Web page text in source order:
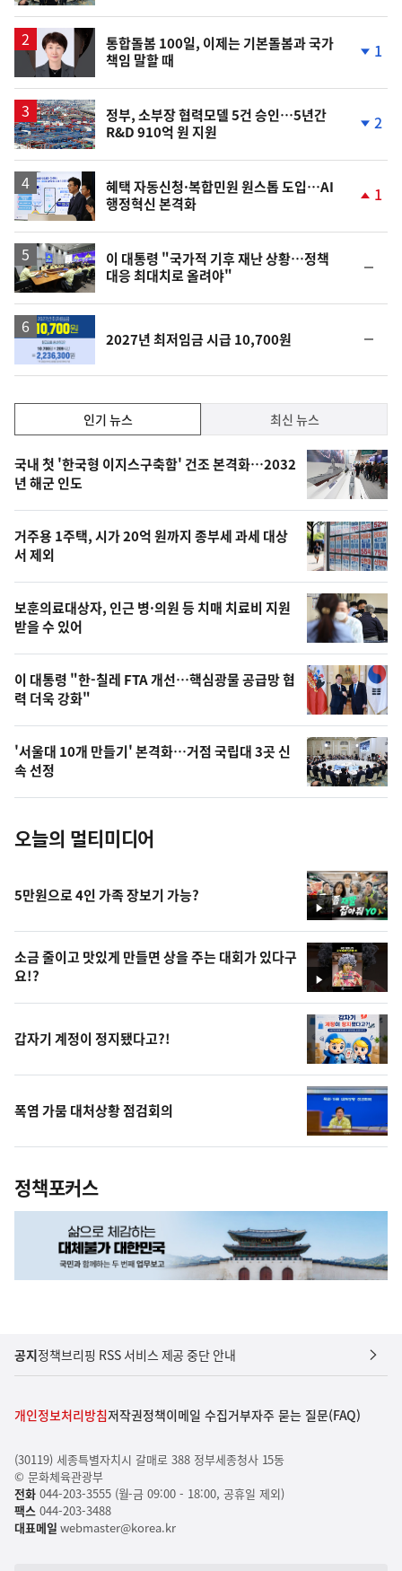
상
통합돌봄 100일, 이제는 기본돌봄과 국가
책임 말할 때
하
1
정부, 소부장 협력모델 5건 승인…5년간
R&D 910억 원 지원
하
2
혜택 자동신청·복합민원 원스톱 도입…AI
행정혁신 본격화
상
1
이 대통령 "국가적 기후 재난 상황…정책
대응 최대치로 올려야"
일
2027년 최저임금 시급 10,700원
일
기,
최
신,
오
늘
의
영
상
오
늘
의
사
진
인기 뉴스 최신 뉴스
인
기
뉴
스
국내 첫 '한국형 이지스구축함' 건조 본격화…2032
년 해군 인도
거주용 1주택, 시가 20억 원까지 종부세 과세 대상
서 제외
보훈의료대상자, 인근 병·의원 등 치매 치료비 지원
받을 수 있어
이 대통령 "한-칠레 FTA 개선…핵심광물 공급망 협
력 더욱 강화"
'서울대 10개 만들기' 본격화…거점 국립대 3곳 신
속 선정
오늘의 멀티미디어
영
상
5만원으로 4인 가족 장보기 가능?
영
상
소금 줄이고 맛있게 만들면 상을 주는 대회가 있다구
요!?
갑자기 계정이 정지됐다고?!
폭염 가뭄 대처상황 점검회의
정책포커스
공지정책브리핑 RSS 서비스 제공 중단 안내
개인정보처리방침저작권정책이메일 수집거부자주 묻는 질문(FAQ)
(30119) 세종특별자치시 갈매로 388 정부세종청사 15동
© 문화체육관광부
전화044-203-3555 (월-금 09:00 - 18:00, 공휴일 제외)
팩스044-203-3488
대표메일 webmaster@korea.kr